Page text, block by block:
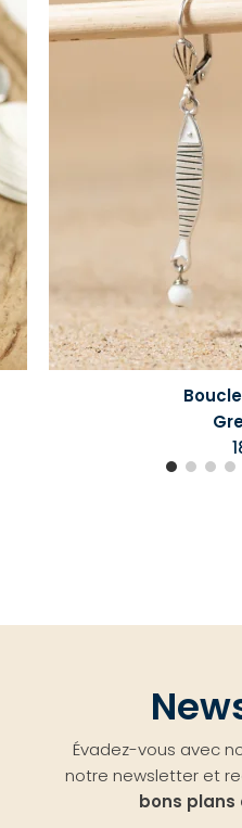
Évadez-vous avec
notre newsletter et
bons